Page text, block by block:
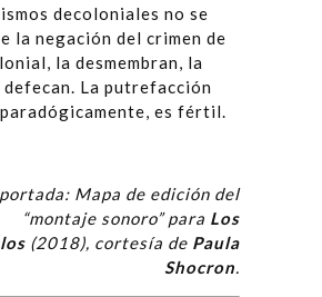
decoloniales no se
la negación del crimen de
la desmembran, la
La putrefacción
es fértil.
Mapa de edición del
“montaje sonoro” para Los
(2018), cortesía de Paula
Shocron.